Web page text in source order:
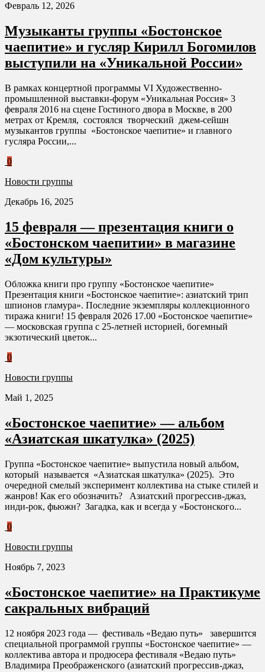
Февраль 12, 2026
Музыканты группы «Бостонское
чаепитие» и гусляр Кирилл Богомилов
выступили на «Уникальной России»
В рамках концертной программы VI Художественно-
промышленной выставки-форум «Уникальная Россия» 3
февраля 2016 на сцене Гостиного двора в Москве, в 200
метрах от Кремля, состоялся творческий джем-сейшн
музыкантов группы «Бостонское чаепитие» и главного
гусляра России,...
0
Новости группы
Декабрь 16, 2025
15 февраля — презентация книги о
«Бостонском чаепитии» в магазине
«Дом культуры»
Обложка книги про группу «Бостонское чаепитие»
Презентация книги «Бостонское чаепитие»: азиатский трип
шпионов гламура». Последние экземпляры коллекционного
тиража книги! 15 февраля 2026 17.00 «Бостонское чаепитие»
— московская группа с 25-летней историей, богемный
экзотический цветок...
0
Новости группы
Май 1, 2025
«Бостонское чаепитие» — альбом
«Азиатская шкатулка» (2025)
Группа «Бостонское чаепитие» выпустила новый альбом,
который называется «Азиатская шкатулка» (2025). Это
очередной смелый эксперимент коллектива на стыке стилей и
жанров! Как его обозначить? Азиатский прогрессив-джаз,
инди-рок, фьюжн? Загадка, как и всегда у «Бостонского...
0
Новости группы
Ноябрь 7, 2023
«Бостонское чаепитие» на Практикуме
сакральных вибраций
12 ноября 2023 года — фестиваль «Ведаю путь» завершится
специальной программой группы «Бостонское чаепитие» —
коллектива автора и продюсера фестиваля «Ведаю путь»
Владимира Преображенского (азиатский прогрессив-джаз,